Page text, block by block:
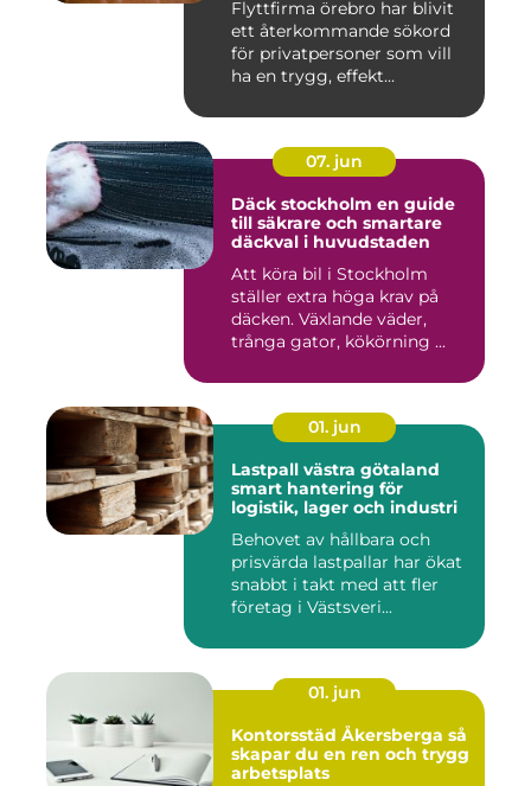
Flyttfirma örebro har blivit
ett återkommande sökord
för privatpersoner som vill
ha en trygg, effekt...
07. jun
Däck stockholm en guide
till säkrare och smartare
däckval i huvudstaden
Att köra bil i Stockholm
ställer extra höga krav på
däcken. Växlande väder,
trånga gator, kökörning ...
01. jun
Lastpall västra götaland
smart hantering för
logistik, lager och industri
Behovet av hållbara och
prisvärda lastpallar har ökat
snabbt i takt med att fler
företag i Västsveri...
01. jun
Kontorsstäd Åkersberga så
skapar du en ren och trygg
arbetsplats